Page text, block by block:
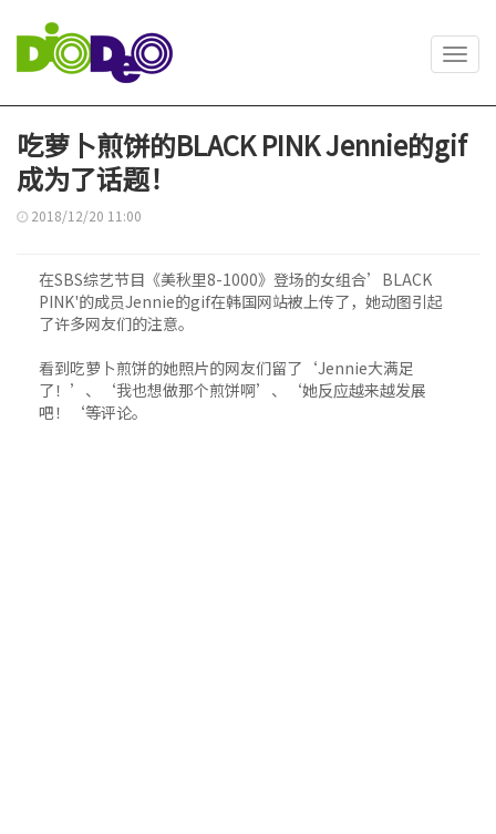
吃萝卜煎饼的BLACK PINK Jennie的gif
成为了话题！
2018/12/20 11:00
在SBS综艺节目《美秋里8-1000》登场的女组合’BLACK
PINK'的成员Jennie的gif在韩国网站被上传了，她动图引起
了许多网友们的注意。
看到吃萝卜煎饼的她照片的网友们留了‘Jennie大满足
了！’、‘我也想做那个煎饼啊’、‘她反应越来越发展
吧！‘等评论。